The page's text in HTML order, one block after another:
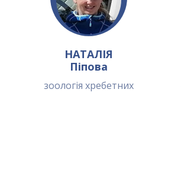
НАТАЛІЯ
Піпова
зоологія хребетних